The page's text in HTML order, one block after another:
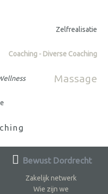
Zelfrealisatie
Coaching - Diverse Coaching
Massage
Bewust Dordrecht
Zakelijk netwerk
Wie zijn we